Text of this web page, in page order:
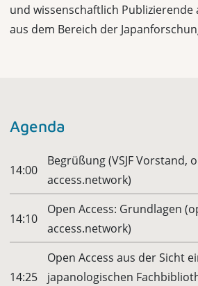
und wissenschaftlich
aus dem Bereich der
Agenda
14:00
Begrüßung (VSJF Vorstand,
access.network)
14:10
Open Access: Grundlagen
access.network)
14:25
Open Access aus der Sicht
japanologischen